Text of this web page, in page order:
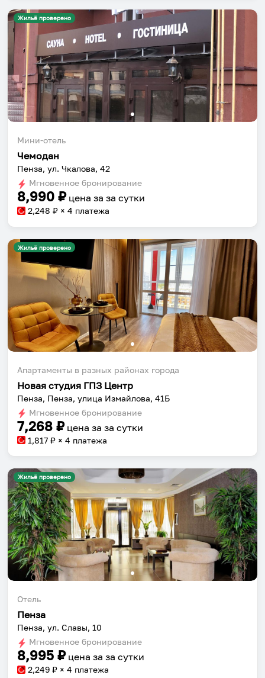
Жильё проверено
Мини-отель
Чемодан
Пенза, ул. Чкалова, 42
Мгновенное бронирование
8,990 ₽ цена за за сутки
2,248 ₽ × 4 платежа
Жильё проверено
Апартаменты в разных районах города
Новая студия ГПЗ Центр
Пенза, Пенза, улица Измайлова, 41Б
Мгновенное бронирование
7,268 ₽ цена за за сутки
1,817 ₽ × 4 платежа
Жильё проверено
Отель
Пенза
Пенза, ул. Славы, 10
Мгновенное бронирование
8,995 ₽ цена за за сутки
2,249 ₽ × 4 платежа
Собери путешествие без сложностей
Сохраняй места, повторяй маршруты, находи
компанию и бронируй жильё в одном
приложении.
Установить приложение